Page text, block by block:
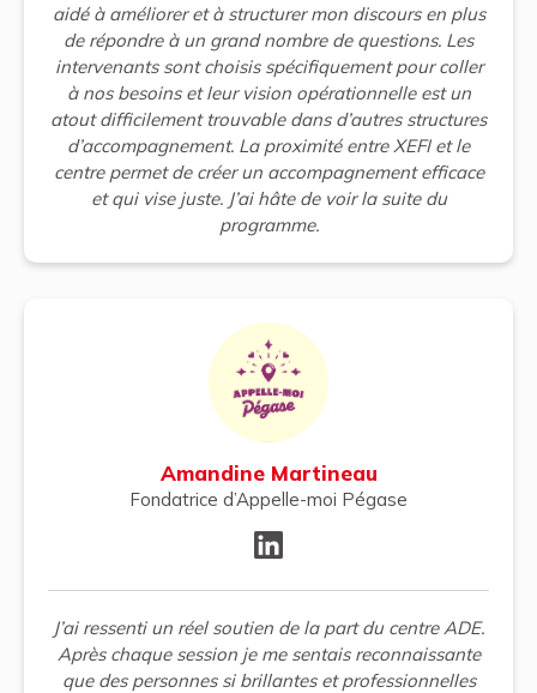
aidé à améliorer et à structurer mon discours en plus
de répondre à un grand nombre de questions. Les
intervenants sont choisis spécifiquement pour coller
à nos besoins et leur vision opérationnelle est un
atout difficilement trouvable dans d’autres structures
d’accompagnement. La proximité entre XEFI et le
centre permet de créer un accompagnement efficace
et qui vise juste. J’ai hâte de voir la suite du
programme.
Amandine Martineau
Fondatrice d’Appelle-moi Pégase
J’ai ressenti un réel soutien de la part du centre ADE.
Après chaque session je me sentais reconnaissante
que des personnes si brillantes et professionnelles